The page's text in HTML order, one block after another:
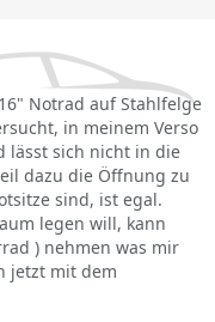
Notrad auf Stahlfelge
in meinem Verso
lässt sich nicht in die
dazu die Öffnung zu
sind, ist egal.
legen will, kann
) nehmen was mir
jetzt mit dem